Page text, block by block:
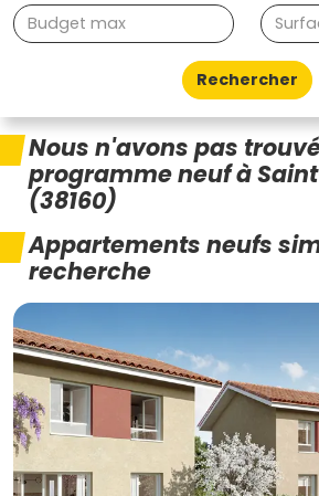
Rechercher
Nous n'avons pas
programme neuf à
(38160)
Appartements neufs
recherche